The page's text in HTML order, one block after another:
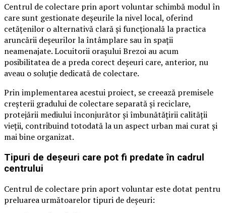
Centrul de colectare prin aport voluntar schimbă modul în
care sunt gestionate deșeurile la nivel local, oferind
cetățenilor o alternativă clară și funcțională la practica
aruncării deșeurilor la întâmplare sau în spații
neamenajate. Locuitorii orașului Brezoi au acum
posibilitatea de a preda corect deșeuri care, anterior, nu
aveau o soluție dedicată de colectare.
Prin implementarea acestui proiect, se creează premisele
creșterii gradului de colectare separată și reciclare,
protejării mediului înconjurător și îmbunătățirii calității
vieții, contribuind totodată la un aspect urban mai curat și
mai bine organizat.
Tipuri de deșeuri care pot fi predate în cadrul
centrului
Centrul de colectare prin aport voluntar este dotat pentru
preluarea următoarelor tipuri de deșeuri: